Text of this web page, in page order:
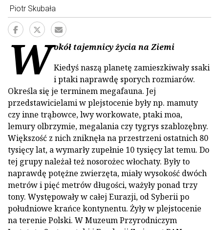
Piotr Skubała
Wokół tajemnicy życia na Ziemi
Kiedyś naszą planetę zamieszkiwały ssaki
i ptaki naprawdę sporych rozmiarów.
Określa się je terminem megafauna. Jej
przedstawicielami w plejstocenie były np. mamuty
czy inne trąbowce, lwy workowate, ptaki moa,
lemury olbrzymie, megalania czy tygrys szablozębny.
Większość z nich zniknęła na przestrzeni ostatnich 80
tysięcy lat, a wymarły zupełnie 10 tysięcy lat temu. Do
tej grupy należał też nosorożec włochaty. Były to
naprawdę potężne zwierzęta, miały wysokość dwóch
metrów i pięć metrów długości, ważyły ponad trzy
tony. Występowały w całej Eurazji, od Syberii po
południowe krańce kontynentu. Żyły w plejstocenie
na terenie Polski. W Muzeum Przyrodniczym